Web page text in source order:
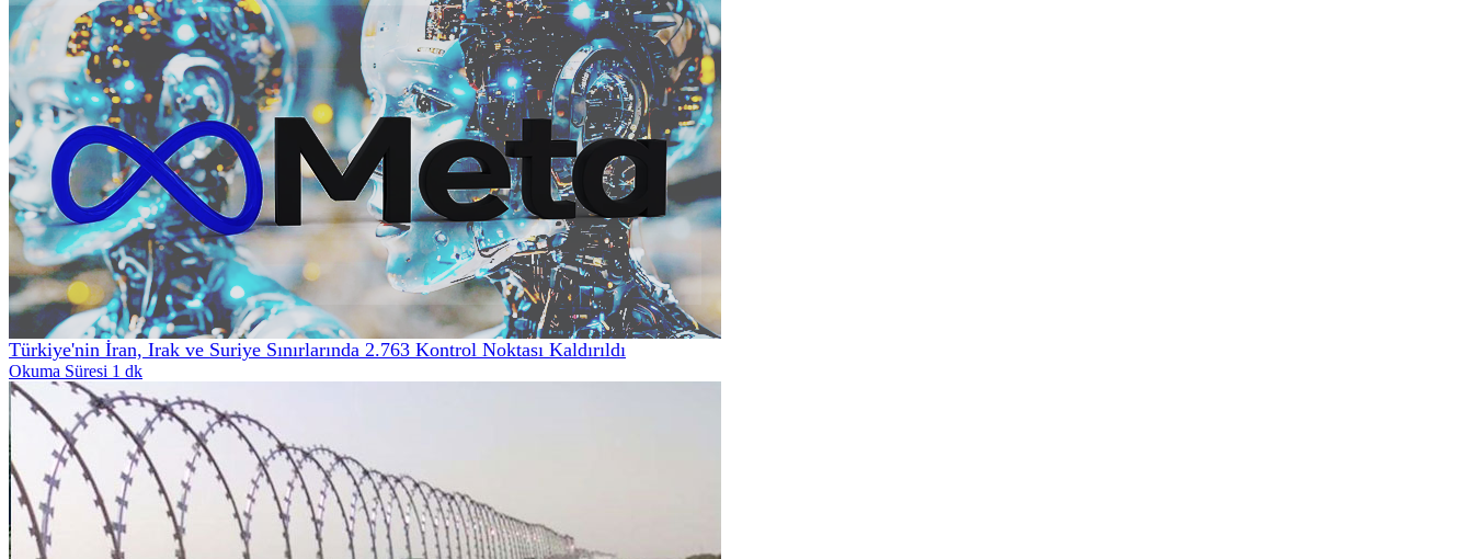
Türkiye'nin İran, Irak ve Suriye Sınırlarında 2.763 Kontrol Noktası Kaldırıldı
Okuma Süresi 1 dk